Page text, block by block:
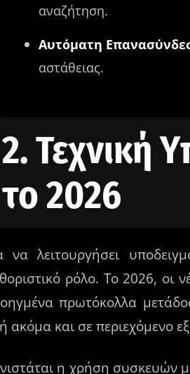
αναζήτηση.
Αυτόματη
αστάθειας.
2. Τεχνική
το 2026
να λειτουργήσει
ρόλο. Το 2026, οι
πρωτόκολλα
ακόμα και σε περιεχόμενο
η χρήση συσκευών